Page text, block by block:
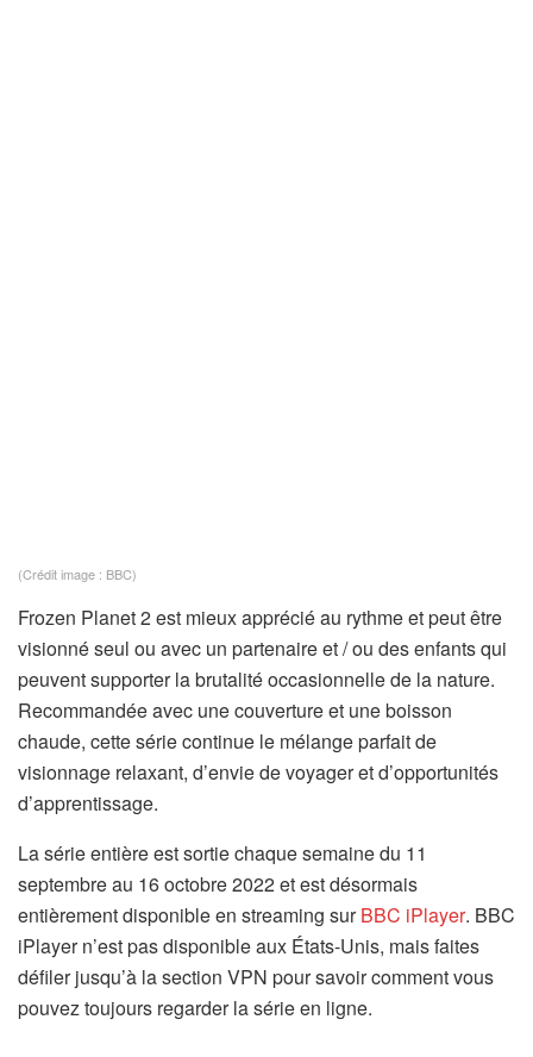
(Crédit image : BBC)
Frozen Planet 2 est mieux apprécié au rythme et peut être
visionné seul ou avec un partenaire et / ou des enfants qui
peuvent supporter la brutalité occasionnelle de la nature.
Recommandée avec une couverture et une boisson
chaude, cette série continue le mélange parfait de
visionnage relaxant, d’envie de voyager et d’opportunités
d’apprentissage.
La série entière est sortie chaque semaine du 11
septembre au 16 octobre 2022 et est désormais
entièrement disponible en streaming surBBC iPlayer(
s
’
. BBC
iPlayer n’est pas disponible aux États-Unis, mais faites
défiler jusqu’à la section VPN pour savoir comment vous
pouvez toujours regarder la série en ligne.